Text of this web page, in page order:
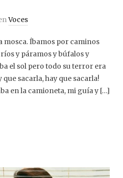
Voces
mosca. Íbamos por caminos
y páramos y búfalos y
el sol pero todo su terror era
sacarla, hay que sacarla!
en la camioneta, mi guía y […]